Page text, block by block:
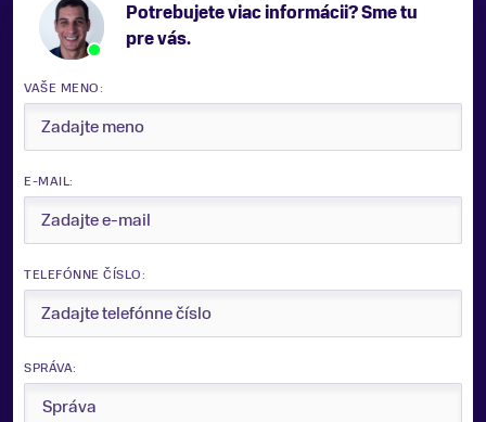
Potrebujete viac informácii? Sme tu
pre vás.
VAŠE MENO:
E-MAIL:
TELEFÓNNE ČÍSLO:
SPRÁVA: